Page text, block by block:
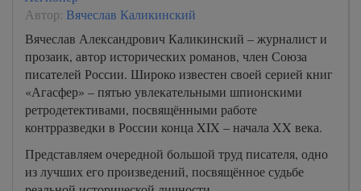
Автор: Вячеслав Каликинский
Вячеслав Александрович Каликинский – журналист и
прозаик, автор исторических романов, член Союза
писателей России. Широко известен своей серией книг
«Агасфер» – пятью увлекательными шпионскими
ретродетективами, посвящёнными работе
контрразведки в России конца XIX – начала XX века.
Представляем очередной большой труд писателя, одно
из лучших его произведений, посвящённое судьбе